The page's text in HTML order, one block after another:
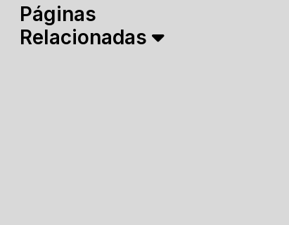
Páginas
Relacionadas